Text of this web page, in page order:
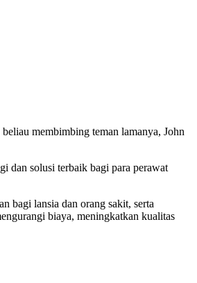
membimbing teman lamanya, John
dan solusi terbaik bagi para perawat
bagi lansia dan orang sakit, serta
biaya, meningkatkan kualitas